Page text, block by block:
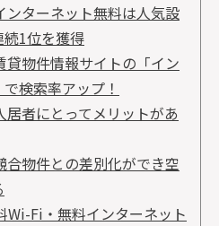
ンターネット無料は人気設
1位を獲得
貸物件情報サイトの「イン
検索率アップ！
居者にとってメリットがあ
合物件との差別化ができ空
Wi-Fi・無料インターネット